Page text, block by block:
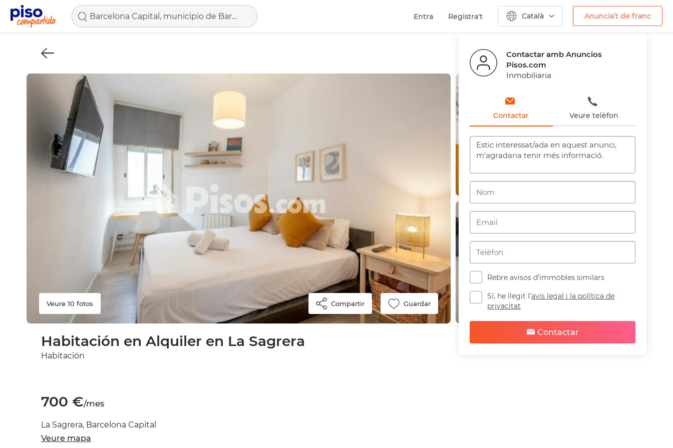
Barcelona Capital, municipio de Barcelona Entra Registra't Català Anuncia’t de franc
Anterior Següent
Veure 10 fotos Compartir Guardar
Habitación en Alquiler en La Sagrera
Habitación
700 €/mes
La Sagrera, Barcelona Capital
Veure mapa
Contactar amb Anuncios
Pisos.com
Inmobiliaria
Contactar Veure telèfon
Rebre avisos d’immobles similars
Sí, he llegit l'avis legal i la política de
privacitat
Contactar